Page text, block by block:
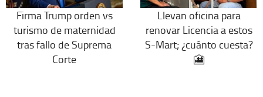
Firma Trump orden vs
turismo de maternidad
tras fallo de Suprema
Corte
Llevan oficina para
renovar Licencia a estos
S-Mart; ¿cuánto cuesta?
🎦